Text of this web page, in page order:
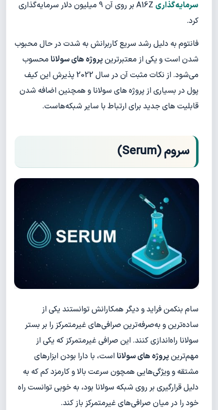
سرمایه‌گذاری
A16Z بر روی آن 9 میلیون دلار سرمایه‌گذاری
کرد.
فانتوم به دلیل رشد سریع کاربرانش به شدت در حال محبوب
شدن است و یکی از معتبرترینپروژه های سولانا محسوب
می‌شود. از نکات مثبت آن در سال 2022 پذیرش این کیف
پول در بسیاری از پروژه های سولانا و همچنین اضافه شدن
قابلیت های جدید برای ارتباط با سایر شبکه‌هاست.
سروم (Serum)
سام بنکمن فراید و دیگر همکارانش توانستند یکی از
ساده‌ترین و به‌صرفه‌ترین صرافی‌های غیرمتمرکز را بر بستر
سولانا راه‌اندازی کنند. این صرافی غیرمتمرکز که یکی از
مهم‌ترینپروژه های سولانااست، با دارا بودن ابزارهای
مشتقه و ویژگی‌هایی همچون سرعت بالا و کارمزد کم که به
دلیل قرارگیری بر روی شبکه سولانا بود، به خوبی توانست راه
خود را در میان صرافی‌های غیرمتمرکز باز کند.